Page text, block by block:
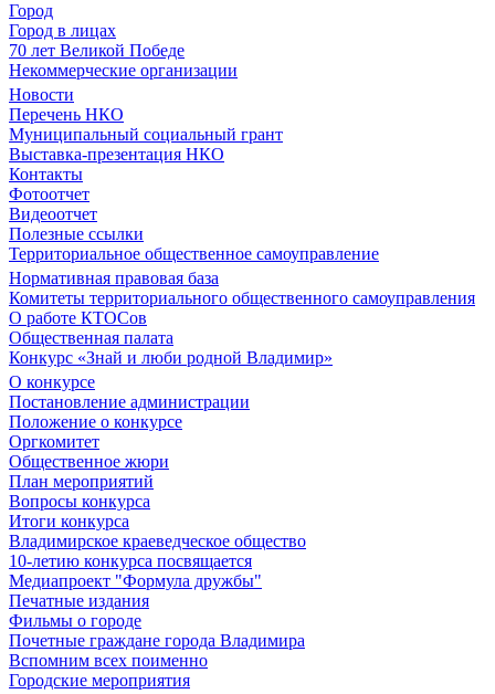
Город
Город в лицах
70 лет Великой Победе
Некоммерческие организации
Новости
Перечень НКО
Муниципальный социальный грант
Выставка-презентация НКО
Контакты
Фотоотчет
Видеоотчет
Полезные ссылки
Территориальное общественное самоуправление
Нормативная правовая база
Комитеты территориального общественного самоуправления
О работе КТОСов
Общественная палата
Конкурс «Знай и люби родной Владимир»
О конкурсе
Постановление администрации
Положение о конкурсе
Оргкомитет
Общественное жюри
План мероприятий
Вопросы конкурса
Итоги конкурса
Владимирское краеведческое общество
10-летию конкурса посвящается
Медиапроект "Формула дружбы"
Печатные издания
Фильмы о городе
Почетные граждане города Владимира
Вспомним всех поименно
Городские мероприятия